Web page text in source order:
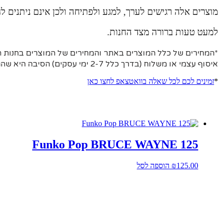
מוצרים אלה רגישים לערך, למגע ולפתיחה ולכן אינם
למעט טעות ברורה מצד החנות.
*המחירים של כלל המוצרים באתר והמחירים של המוצרים בחנות
איסוף עצמי או משלוח (בדרך כלל 2-7 ימי עסקים)
הסיבה היא
*זמינים לכם לכל שאלה בוואטצאפ לחצו כאן
Funko Pop BRUCE WAYNE 125
₪125.00 הוספה לסל